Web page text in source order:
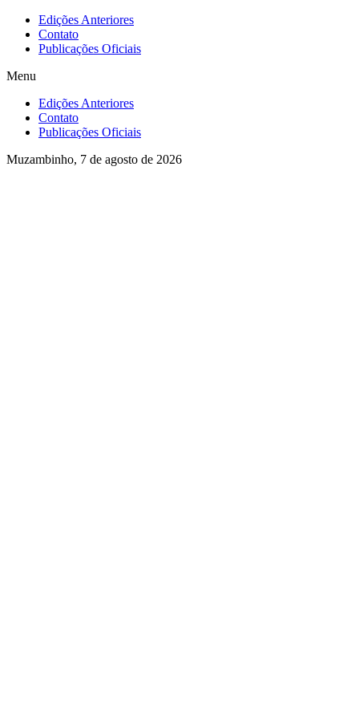
para
Edições Anteriores
Contato
Publicações Oficiais
Menu
Edições Anteriores
Contato
Publicações Oficiais
Muzambinho, 7 de agosto de 2026